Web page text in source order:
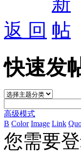
返 回
快速发
高级模式
B Color Image Link
您需要